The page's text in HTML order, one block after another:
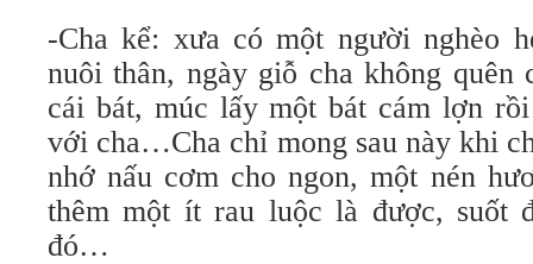
-Cha kể: xưa có một người nghèo
nuôi thân, ngày giỗ cha không
cái bát, múc lấy một bát cám lợn
với cha…Cha chỉ mong sau này khi
nhớ nấu cơm cho ngon, một nén
thêm một ít rau luộc là được, suốt
đó…